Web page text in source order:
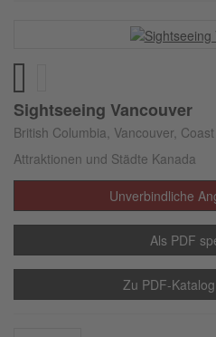
Sightseeing Vancouver
British Columbia, Vancouver,
Attraktionen und Städte Kanada
Unverbindliche
Als PDF
Zu PDF-